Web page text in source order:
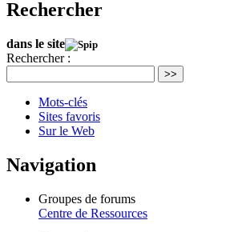
Rechercher
dans le site
Rechercher :
>>
Mots-clés
Sites favoris
Sur le Web
Navigation
Groupes de forums
Centre de Ressources